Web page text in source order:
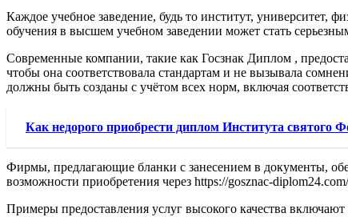
Каждое учебное заведение, будь то институт, университет,
обучения в высшем учебном заведении может стать
Современные компании, такие как Госзнак Диплом ,
чтобы она соответствовала стандартам и не вызывала
должны быть созданы с учётом всех норм, включая
Как недорого приобрести диплом Института святого
Фирмы, предлагающие бланки с занесением в документы,
возможности приобретения через https://gosznac-
Примеры предоставления услуг высокого качества